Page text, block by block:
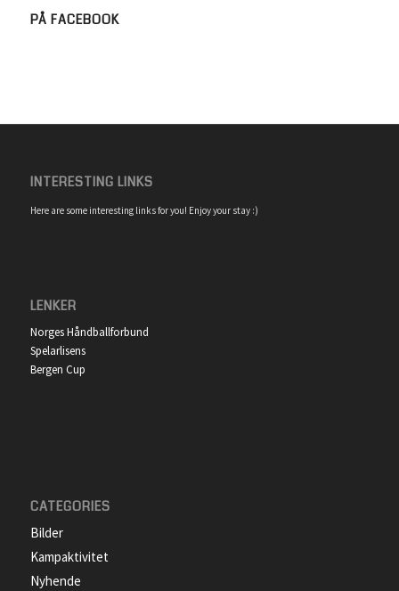
PÅ FACEBOOK
INTERESTING LINKS
Here are some interesting links for you! Enjoy your stay :)
LENKER
Norges Håndballforbund
Spelarlisens
Bergen Cup
CATEGORIES
Bilder
Kampaktivitet
Nyhende